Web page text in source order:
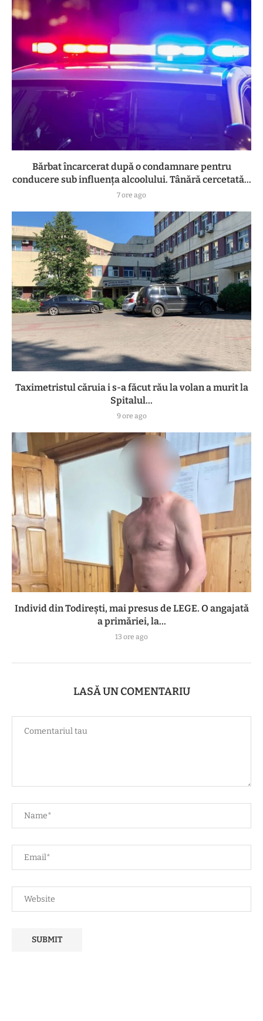
Bărbat încarcerat după o condamnare pentru
conducere sub influența alcoolului. Tânără cercetată...
7 ore ago
Taximetristul căruia i s-a făcut rău la volan a murit la
Spitalul...
9 ore ago
Individ din Todirești, mai presus de LEGE. O angajată
a primăriei, la...
13 ore ago
LASĂ UN COMENTARIU